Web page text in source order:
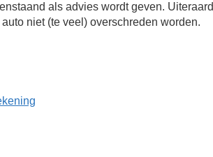
als advies wordt geven. Uiteraard
niet (te veel) overschreden worden.